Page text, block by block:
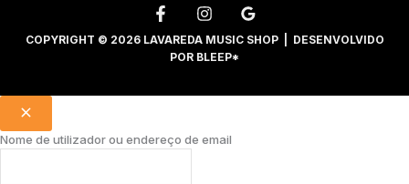
COPYRIGHT © 2026 LAVAREDA MUSIC SHOP | DESENVOLVIDO
POR BLEEP*
Nome de utilizador ou endereço de email